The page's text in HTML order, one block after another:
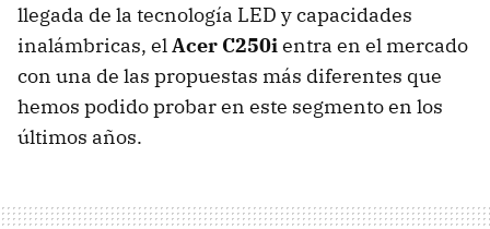
llegada de la tecnología LED y capacidades
inalámbricas, elAcer C250ientra en el mercado
con una de las propuestas más diferentes que
hemos podido probar en este segmento en los
últimos años.